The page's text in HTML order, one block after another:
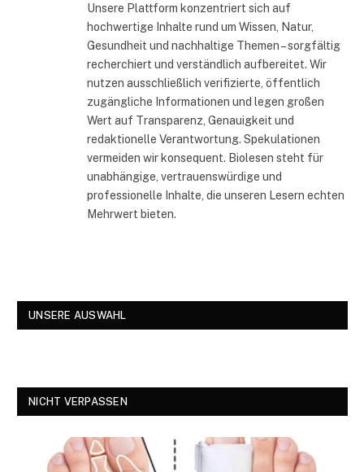
Unsere Plattform konzentriert sich auf
hochwertige Inhalte rund um Wissen, Natur,
Gesundheit und nachhaltige Themen – sorgfältig
recherchiert und verständlich aufbereitet. Wir
nutzen ausschließlich verifizierte, öffentlich
zugängliche Informationen und legen großen
Wert auf Transparenz, Genauigkeit und
redaktionelle Verantwortung. Spekulationen
vermeiden wir konsequent. Biolesen steht für
unabhängige, vertrauenswürdige und
professionelle Inhalte, die unseren Lesern echten
Mehrwert bieten.
UNSERE AUSWAHL
NICHT VERPASSEN